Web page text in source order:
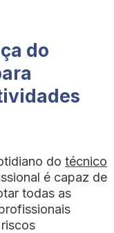
do
do técnico
é capaz de
todas as